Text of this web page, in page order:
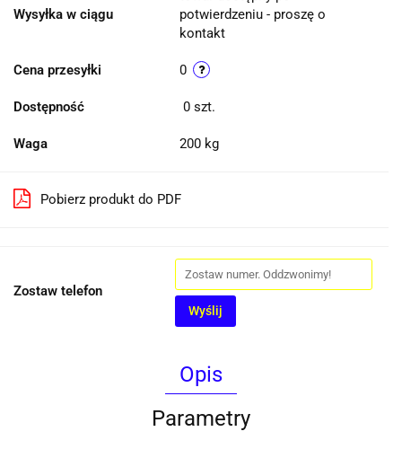
Wysyłka w ciągu
potwierdzeniu - proszę o
kontakt
Cena przesyłki 0
Dostępność 0 szt.
Waga 200 kg
Pobierz produkt do PDF
Zostaw telefon
Wyślij
Opis
Parametry